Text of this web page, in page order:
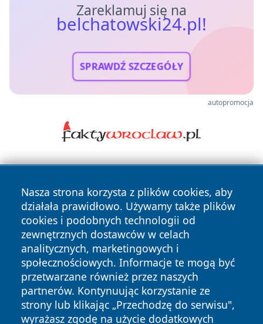
Zareklamuj się na
belchatowski24.pl!
SPRAWDŹ SZCZEGÓŁY
autopromocja
Nasza strona korzysta z plików cookies, aby
działała prawidłowo. Używamy także plików
cookies i podobnych technologii od
zewnętrznych dostawców w celach
analitycznych, marketingowych i
społecznościowych. Informacje te mogą być
przetwarzane również przez naszych
partnerów. Kontynuując korzystanie ze
strony lub klikając „Przechodzę do serwisu",
wyrażasz zgodę na użycie dodatkowych
Copyright © 2026 belchatowski24.pl Wszystkie prawa
zastrzeżone.
News Autorzy
Polityka
Prywatności
Polityka
Cookies